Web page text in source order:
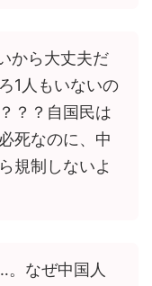
から大丈夫だ
1人もいないの
？？自国民は
死なのに、中
規制しないよ
なぜ中国人